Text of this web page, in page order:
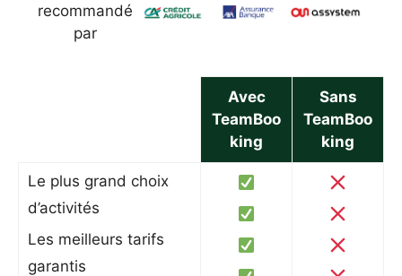
recommandé
par
Avec
TeamBoo
king
Sans
TeamBoo
king
Le plus grand choix
d’activités
Les meilleurs tarifs
garantis